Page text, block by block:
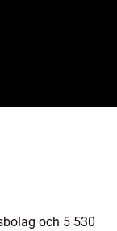
och 5 530